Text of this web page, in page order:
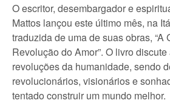
O escritor, desembargador e
Mattos lançou este último mês, na
traduzida de uma de suas obras, “A
Revolução do Amor”. O livro
revoluções da humanidade, sendo
revolucionários, visionários e
tentado construir um mundo melhor.